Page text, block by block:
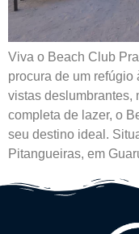
Viva o Beach Club
procura de um
vistas deslumbrantes,
completa de lazer, o
seu destino ideal.
Pitangueiras, em